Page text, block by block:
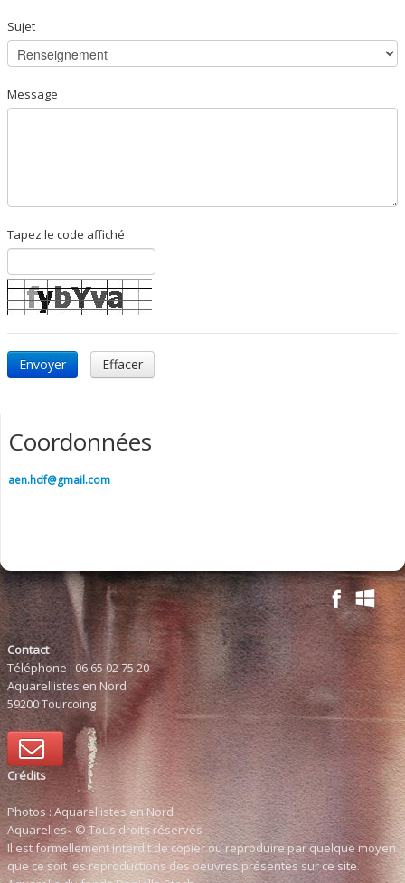
Sujet
Message
Tapez le code affiché
Envoyer Effacer
Coordonnées
aen.hdf@gmail.com
Contact
Téléphone : 06 65 02 75 20
Aquarellistes en Nord
59200 Tourcoing
Crédits
Photos : Aquarellistes en Nord
Aquarelles : © Tous droits réservés
Il est formellement interdit de copier ou reproduire par quelque moyen
que ce soit les reproductions des oeuvres présentes sur ce site.